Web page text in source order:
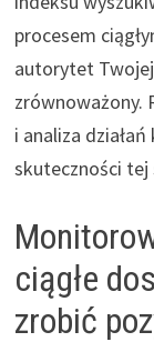
procesem
autorytet
zrównoważony.
i analiza
skuteczności
ciągłe
zrobić